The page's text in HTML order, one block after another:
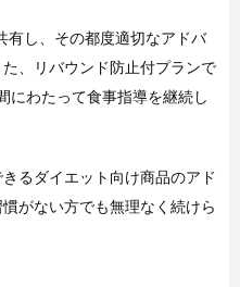
有し、その都度適切なアドバ
、リバウンド防止付プランで
にわたって食事指導を継続し
るダイエット向け商品のアド
がない方でも無理なく続けら